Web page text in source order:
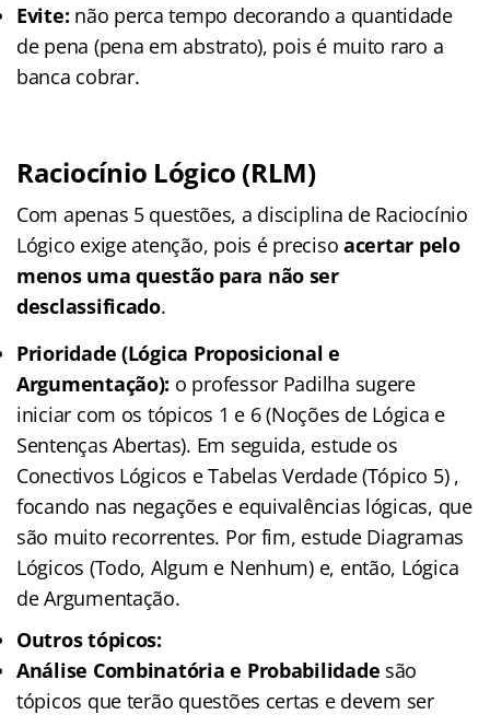
Evite: não perca tempo decorando a quantidade
de pena (pena em abstrato), pois é muito raro a
banca cobrar.
Raciocínio Lógico (RLM)
Com apenas 5 questões, a disciplina de Raciocínio
Lógico exige atenção, pois é precisoacertar pelo
menos uma questão para não ser
desclassificado.
Prioridade (Lógica Proposicional e
Argumentação): o professor Padilha sugere
iniciar com os tópicos 1 e 6 (Noções de Lógica e
Sentenças Abertas). Em seguida, estude os
Conectivos Lógicos e Tabelas Verdade (Tópico 5) ,
focando nas negações e equivalências lógicas, que
são muito recorrentes. Por fim, estude Diagramas
Lógicos (Todo, Algum e Nenhum) e, então, Lógica
de Argumentação.
Outros tópicos:
Análise Combinatória e Probabilidade são
tópicos que terão questões certas e devem ser